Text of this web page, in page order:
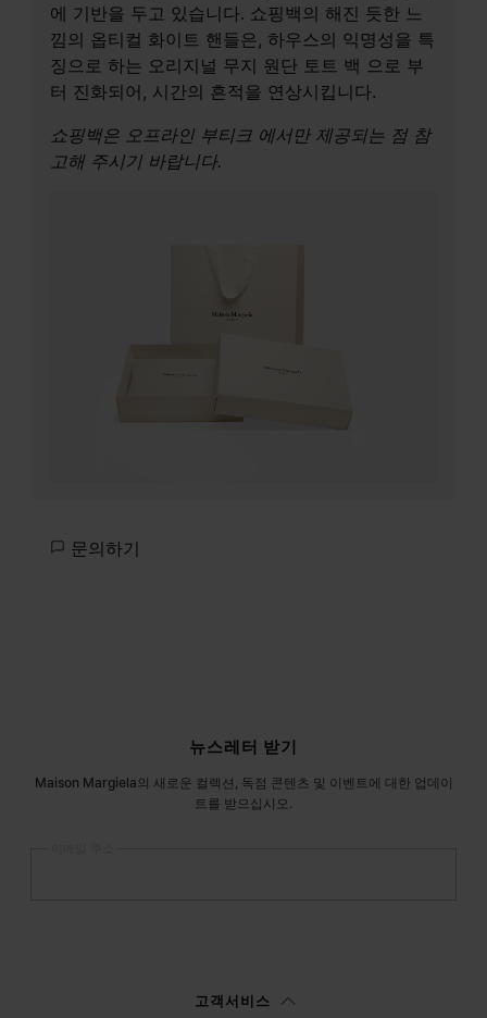
에 기반을 두고 있습니다. 쇼핑백의 해진 듯한 느
낌의 옵티컬 화이트 핸들은, 하우스의 익명성을 특
징으로 하는 오리지널 무지 원단 토트 백 으로 부
터 진화되어, 시간의 흔적을 연상시킵니다.
쇼핑백은 오프라인 부티크 에서만 제공되는 점 참
고해 주시기 바랍니다.
문의하기
뉴스레터 받기
Maison Margiela의 새로운 컬렉션, 독점 콘텐츠 및 이벤트에 대한 업데이
트를 받으십시오.
고객서비스